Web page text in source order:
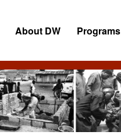
About DW Programs